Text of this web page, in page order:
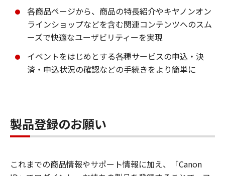
各商品ページから、商品の特長紹介やキヤノンオン
ラインショップなどを含む関連コンテンツへのスム
ーズで快適なユーザビリティーを実現
イベントをはじめとする各種サービスの申込・決
済・申込状況の確認などの手続きをより簡単に
製品登録のお願い
これまでの商品情報やサポート情報に加え、「Canon